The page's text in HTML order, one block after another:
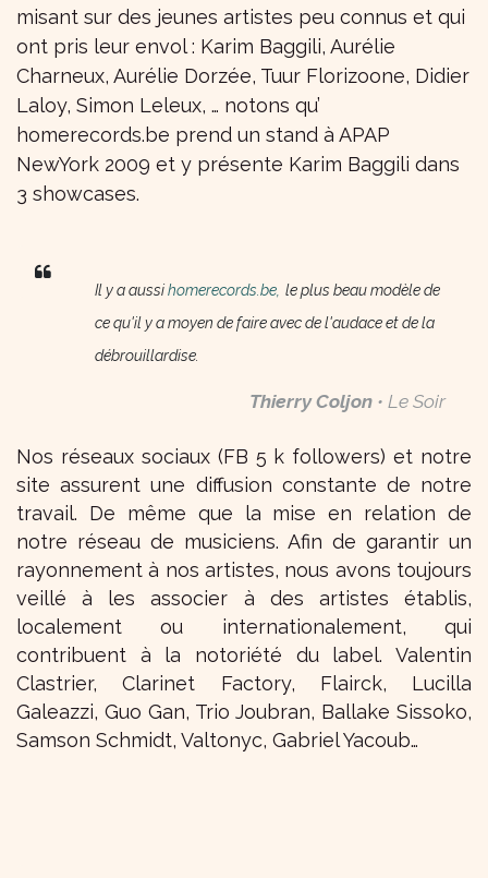
misant sur des jeunes artistes peu connus et qui
ont pris leur envol : Karim Baggili, Aurélie
Charneux, Aurélie Dorzée, Tuur Florizoone, Didier
Laloy, Simon Leleux, … notons qu’
homerecords.be prend un stand à APAP
NewYork 2009 et y présente Karim Baggili dans
3 showcases.
Il y a aussihomerecords.be, le plus beau modèle de
ce qu'il y a moyen de faire avec de l'audace et de la
débrouillardise.
Thierry Coljon • Le Soir
​Nos réseaux sociaux (FB 5 k followers) et notre
site assurent une diffusion constante de notre
travail. De même que la mise en relation de
notre réseau de musiciens. Afin de garantir un
rayonnement à nos artistes, nous avons toujours
veillé à les associer à des artistes établis,
localement ou internationalement, qui
contribuent à la notoriété du label. Valentin
Clastrier, Clarinet Factory, Flairck, Lucilla
Galeazzi, Guo Gan, Trio Joubran, Ballake Sissoko,
Samson Schmidt, Valtonyc, Gabriel Yacoub…